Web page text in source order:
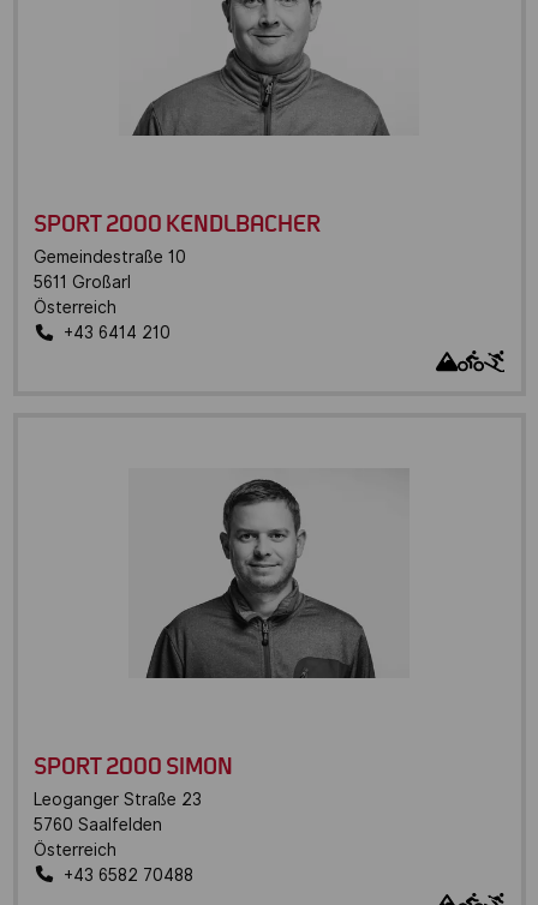
SPORT 2000 KENDLBACHER
Gemeindestraße 10
5611 Großarl
Österreich
+43 6414 210
SPORT 2000 SIMON
Leoganger Straße 23
5760 Saalfelden
Österreich
+43 6582 70488